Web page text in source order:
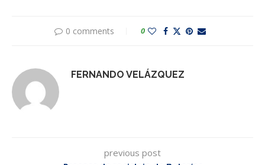
0 comments 0
FERNANDO VELÁZQUEZ
previous post